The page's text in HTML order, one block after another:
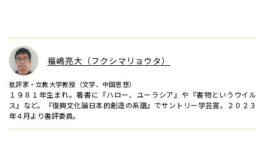
福嶋亮大（フクシマリョウタ）
批評家・立教大学教授（文学、中国思想）
１９８１年生まれ。著書に『ハロー、ユーラシア』や『書物というウイル
ス』など。『復興文化論――日本的創造の系譜』でサントリー学芸賞。２０２３
年４月より書評委員。